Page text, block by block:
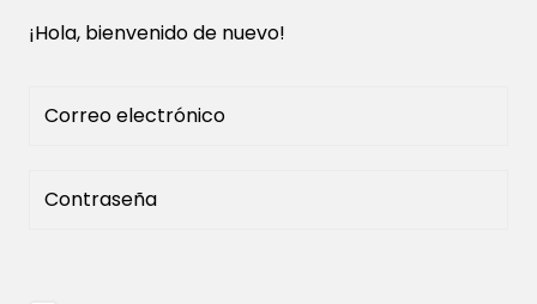
¡Hola, bienvenido de nuevo!